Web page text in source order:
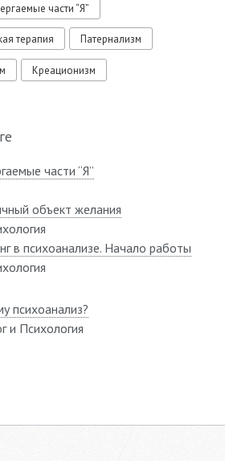
части “Я”
терапия Патернализм
Креационизм
части “Я”
объект желания
в психоанализе. Начало работы
психоанализ?
и Психология